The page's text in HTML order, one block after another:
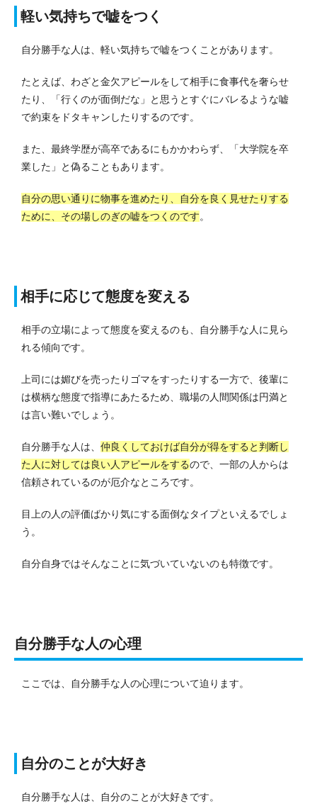
軽い気持ちで嘘をつく
自分勝手な人は、軽い気持ちで嘘をつくことがあります。
たとえば、わざと金欠アピールをして相手に食事代を奢らせ
たり、「行くのが面倒だな」と思うとすぐにバレるような嘘
で約束をドタキャンしたりするのです。
また、最終学歴が高卒であるにもかかわらず、「大学院を卒
業した」と偽ることもあります。
自分の思い通りに物事を進めたり、自分を良く見せたりする
ために、その場しのぎの嘘をつくのです。
相手に応じて態度を変える
相手の立場によって態度を変えるのも、自分勝手な人に見ら
れる傾向です。
上司には媚びを売ったりゴマをすったりする一方で、後輩に
は横柄な態度で指導にあたるため、職場の人間関係は円満と
は言い難いでしょう。
自分勝手な人は、 仲良くしておけば自分が得をすると判断し
た人に対しては良い人アピールをするので、一部の人からは
信頼されているのが厄介なところです。
目上の人の評価ばかり気にする面倒なタイプといえるでしょ
う。
自分自身ではそんなことに気づいていないのも特徴です。
自分勝手な人の心理
ここでは、自分勝手な人の心理について迫ります。
自分のことが大好き
自分勝手な人は、自分のことが大好きです。